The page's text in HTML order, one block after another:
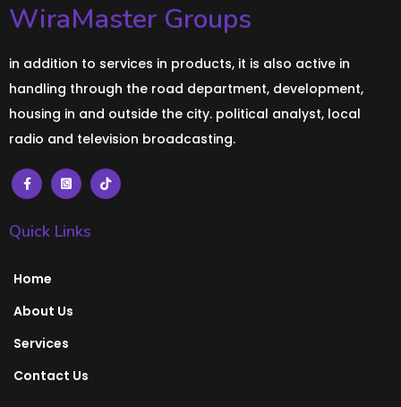
WiraMaster Groups
in addition to services in products, it is also active in
handling through the road department, development,
housing in and outside the city. political analyst, local
radio and television broadcasting.
Quick Links
Home
About Us
Services
Contact Us